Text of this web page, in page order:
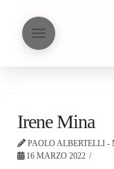
Irene Mina
PAOLO ALBERTELLI
16 MARZO 2022